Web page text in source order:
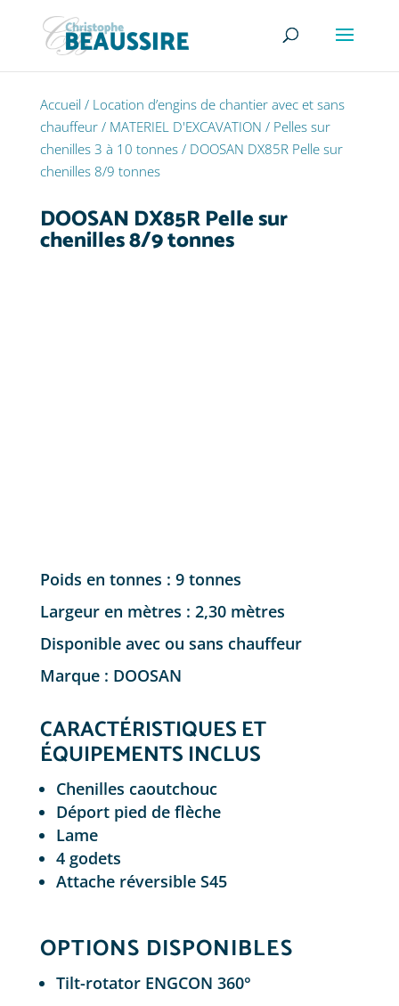
Accueil / Location d’engins de chantier avec et sans
chauffeur/ MATERIEL D'EXCAVATION / Pelles sur
chenilles 3 à 10 tonnes/ DOOSAN DX85R Pelle sur
chenilles 8/9 tonnes
DOOSAN DX85R Pelle sur
chenilles 8/9 tonnes
Poids en tonnes : 9 tonnes
Largeur en mètres : 2,30 mètres
Disponible avec ou sans chauffeur
Marque : DOOSAN
CARACTÉRISTIQUES ET
ÉQUIPEMENTS INCLUS
Chenilles caoutchouc
Déport pied de flèche
Lame
4 godets
Attache réversible S45
OPTIONS DISPONIBLES
Tilt-rotator ENGCON 360°